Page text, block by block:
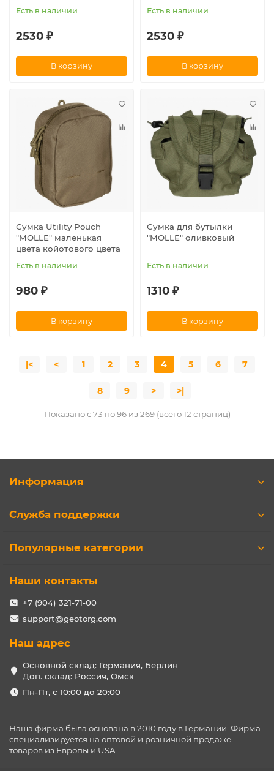
Есть в наличии
2530 ₽
В корзину
Есть в наличии
2530 ₽
В корзину
Сумка Utility Pouch
"MOLLE" маленькая
цвета койотового цвета
Есть в наличии
980 ₽
В корзину
Сумка для бутылки
"MOLLE" оливковый
Есть в наличии
1310 ₽
В корзину
|< < 1 2 3 4 5 6 7
8 9 > >|
Показано с 73 по 96 из 269 (всего 12 страниц)
Информация
Служба поддержки
Популярные категории
Наши контакты
+7 (904) 321-71-00
support@geotorg.com
Наш адрес
Основной склад: Германия, Берлин
Доп. склад: Россия, Омск
Пн-Пт, с 10:00 до 20:00
Наша фирма была основана в 2010 году в Германии. Фирма
специализируется на оптовой и розничной продаже
товаров из Европы и USA